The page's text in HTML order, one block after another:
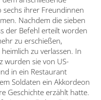
sechs ihrer Freundinnen
Nachdem die sieben
der Befehl erteilt worden
zu erschießen,
zu verlassen. In
wurden sie von US-
in ein Restaurant
Soldaten ein Akkordeon
Geschichte erzählt hatte.